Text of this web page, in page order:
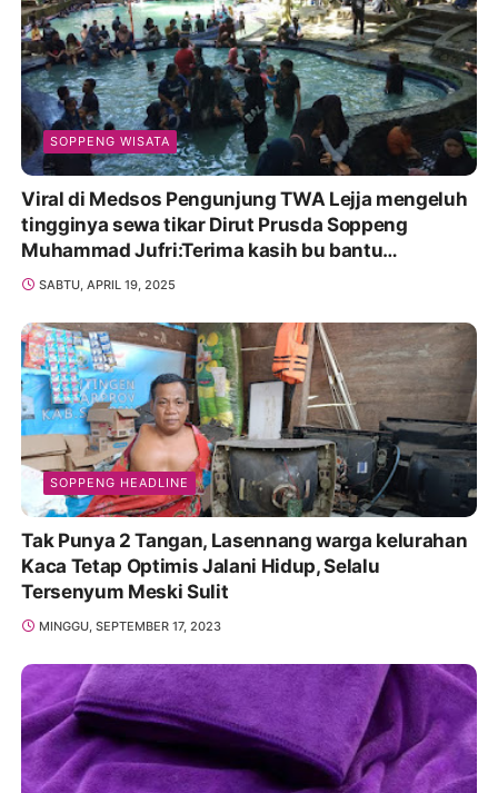
SOPPENG WISATA
Viral di Medsos Pengunjung TWA Lejja mengeluh
tingginya sewa tikar Dirut Prusda Soppeng
Muhammad Jufri:Terima kasih bu bantu
Promosikan
SABTU, APRIL 19, 2025
SOPPENG HEADLINE
Tak Punya 2 Tangan, Lasennang warga kelurahan
Kaca Tetap Optimis Jalani Hidup, Selalu
Tersenyum Meski Sulit
MINGGU, SEPTEMBER 17, 2023